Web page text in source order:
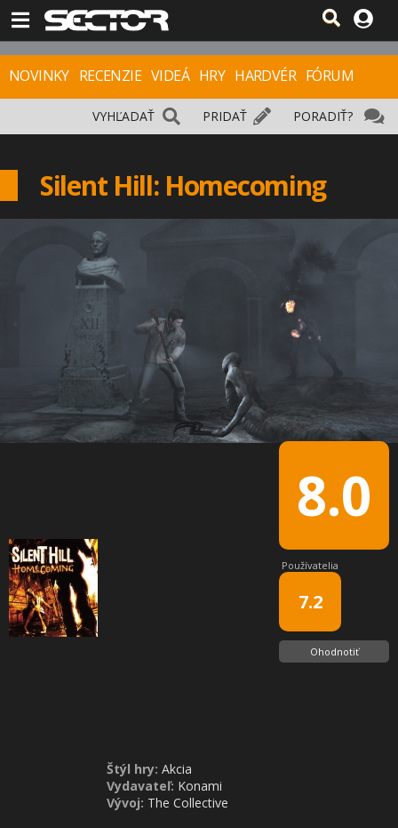
NOVINKY RECENZIE VIDEÁ HRY HARDVÉR FÓRUM
PORADIŤ?
PRIDAŤ
VYHĽADAŤ
Silent Hill: Homecoming
8.0
Používatelia
7.2
Ohodnotiť
Štýl hry: Akcia
Vydavateľ: Konami
Vývoj: The Collective